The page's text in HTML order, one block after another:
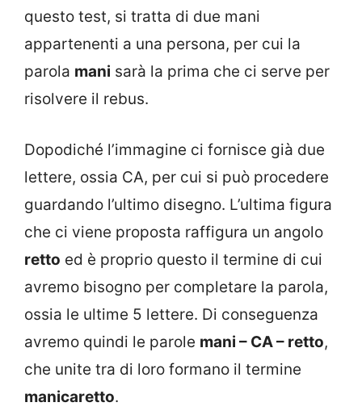
questo test, si tratta di due mani
appartenenti a una persona, per cui la
parola mani sarà la prima che ci serve per
risolvere il rebus.
Dopodiché l’immagine ci fornisce già due
lettere, ossia CA, per cui si può procedere
guardando l’ultimo disegno. L’ultima figura
che ci viene proposta raffigura un angolo
retto ed è proprio questo il termine di cui
avremo bisogno per completare la parola,
ossia le ultime 5 lettere. Di conseguenza
avremo quindi le parole mani – CA – retto,
che unite tra di loro formano il termine
manicaretto.